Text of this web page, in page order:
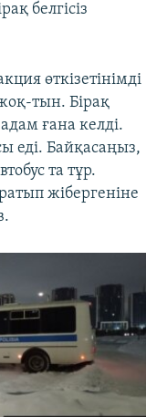
белгісіз
өткізетінімді
тын. Бірақ
ғана келді.
еді. Байқасаңыз,
та тұр.
жібергеніне